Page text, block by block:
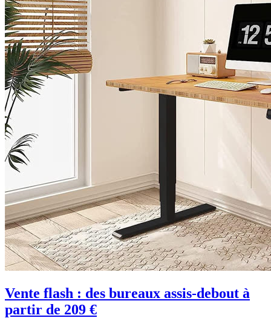
Vente flash : des bureaux assis-debout à
partir de 209 €